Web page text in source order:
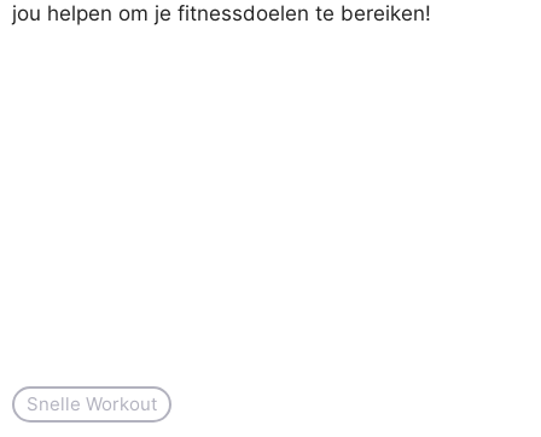
jou helpen om je fitnessdoelen te bereiken!
Snelle Workout